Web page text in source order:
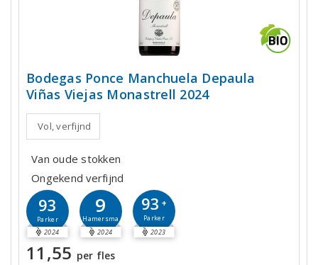
Bodegas Ponce Manchuela Depaula
Viñas Viejas Monastrell 2024
Vol, verfijnd
Van oude stokken
Ongekend verfijnd
93
Parker
2024
9
Hamersma
2024
93 +
Parker
2023
11,55 per fles